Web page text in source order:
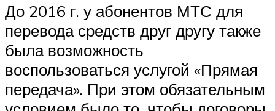
До 2016 г. у абонентов МТС для
перевода средств друг другу также
была возможность
воспользоваться услугой «Прямая
передача». При этом обязательным